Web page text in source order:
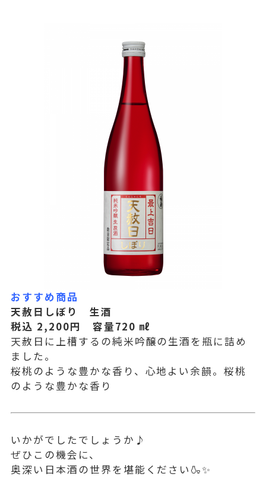
おすすめ商品
天赦日しぼり 生酒
税込 2,200円 容量720 ㎖
天赦日に上槽するの純米吟醸の生酒を瓶に詰め
ました。
桜桃のような豊かな香り、心地よい余韻。桜桃
のような豊かな香り
いかがでしたでしょうか♪
ぜひこの機会に、
奥深い日本酒の世界を堪能ください🍶✨